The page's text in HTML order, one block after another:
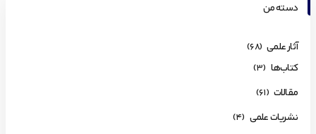
دسته من
آثار علمی (68)
کتاب‌ها (3)
مقالات (61)
نشریات علمی (4)